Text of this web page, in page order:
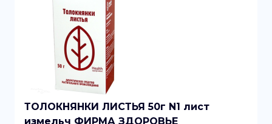
ТОЛОКНЯНКИ ЛИСТЬЯ 50г N1 лист
измельч ФИРМА ЗДОРОВЬЕ